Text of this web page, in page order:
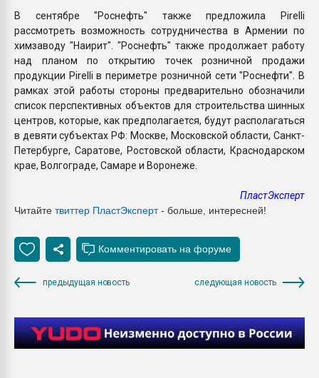
В сентябре "Роснефть" также предложила Pirelli
рассмотреть возможность сотрудничества в Армении по
химзаводу "Наирит". "Роснефть" также продолжает работу
над планом по открытию точек розничной продажи
продукции Pirelli в периметре розничной сети "Роснефти". В
рамках этой работы стороны предварительно обозначили
список перспективных объектов для строительства шинных
центров, которые, как предполагается, будут располагаться
в девяти субъектах РФ: Москве, Московской области, Санкт-
Петербурге, Саратове, Ростовской области, Краснодарском
крае, Волгограде, Самаре и Воронеже.
ПластЭксперт
Читайте твиттер ПластЭксперт- больше, интересней!
предыдущая новость следующая новость